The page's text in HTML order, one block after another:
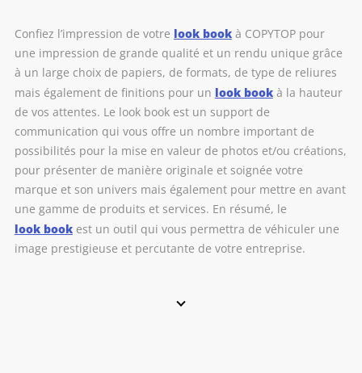
Confiez l’impression de votre look bookà COPYTOP pour
une impression de grande qualité et un rendu unique grâce
à un large choix de papiers, de formats, de type de reliures
mais également de finitions pour un look bookà la hauteur
de vos attentes. Le look book est un support de
communication qui vous offre un nombre important de
possibilités pour la mise en valeur de photos et/ou créations,
pour présenter de manière originale et soignée votre
marque et son univers mais également pour mettre en avant
une gamme de produits et services. En résumé, le
look bookest un outil qui vous permettra de véhiculer une
image prestigieuse et percutante de votre entreprise.